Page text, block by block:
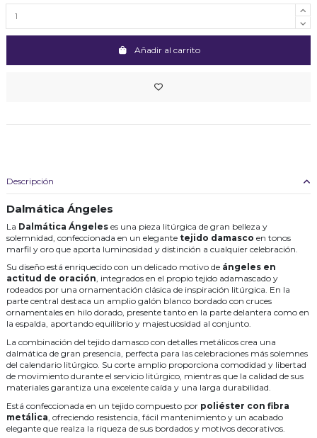
Añadir al carrito
Descripción
Dalmática Ángeles
La Dalmática Ángeles es una pieza litúrgica de gran belleza y
solemnidad, confeccionada en un elegante tejido damasco en tonos
marfil y oro que aporta luminosidad y distinción a cualquier celebración.
Su diseño está enriquecido con un delicado motivo de ángeles en
actitud de oración, integrados en el propio tejido adamascado y
rodeados por una ornamentación clásica de inspiración litúrgica. En la
parte central destaca un amplio galón blanco bordado con cruces
ornamentales en hilo dorado, presente tanto en la parte delantera como en
la espalda, aportando equilibrio y majestuosidad al conjunto.
La combinación del tejido damasco con detalles metálicos crea una
dalmática de gran presencia, perfecta para las celebraciones más solemnes
del calendario litúrgico. Su corte amplio proporciona comodidad y libertad
de movimiento durante el servicio litúrgico, mientras que la calidad de sus
materiales garantiza una excelente caída y una larga durabilidad.
Está confeccionada en un tejido compuesto por poliéster con fibra
metálica , ofreciendo resistencia, fácil mantenimiento y un acabado
elegante que realza la riqueza de sus bordados y motivos decorativos.